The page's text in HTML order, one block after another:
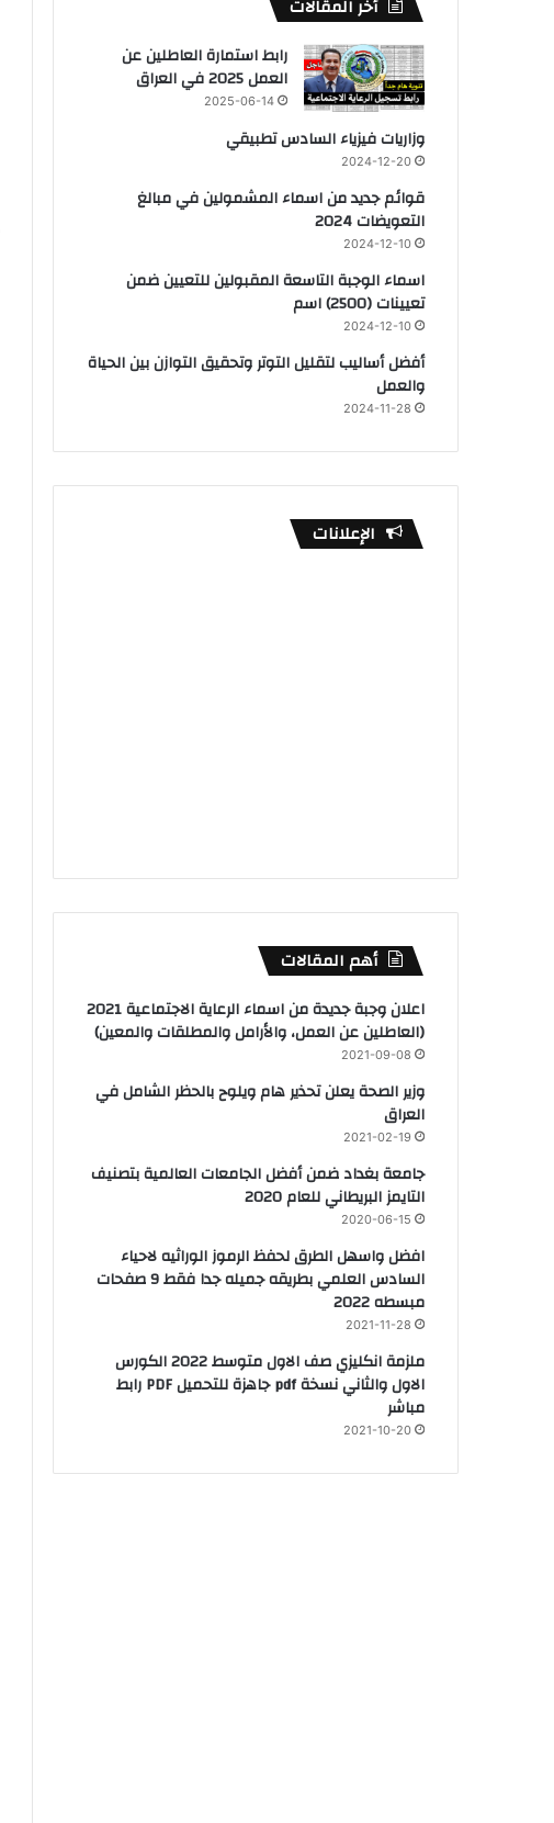
أخر المقالات
رابط استمارة العاطلين عن
العمل 2025 في العراق
2025-06-14
وزاريات فيزياء السادس تطبيقي
2024-12-20
قوائم جديد من اسماء المشمولين في مبالغ
التعويضات 2024
2024-12-10
اسماء الوجبة التاسعة المقبولين للتعيين ضمن
تعيينات (2500) اسم
2024-12-10
أفضل أساليب لتقليل التوتر وتحقيق التوازن بين الحياة
والعمل
2024-11-28
الإعلانات
أهم المقالات
اعلان وجبة جديدة من اسماء الرعاية الاجتماعية 2021
(العاطلين عن العمل، والأرامل والمطلقات والمعين)
2021-09-08
وزير الصحة يعلن تحذير هام ويلوح بالحظر الشامل في
العراق
2021-02-19
جامعة بغداد ضمن أفضل الجامعات العالمية بتصنيف
التايمز البريطاني للعام 2020
2020-06-15
افضل واسهل الطرق لحفظ الرموز الوراثيه لاحياء
السادس العلمي بطريقه جميله جدا فقط 9 صفحات
مبسطه 2022
2021-11-28
ملزمة انكليزي صف الاول متوسط 2022 الكورس
الاول والثاني نسخة pdf جاهزة للتحميل PDF رابط
مباشر
2021-10-20